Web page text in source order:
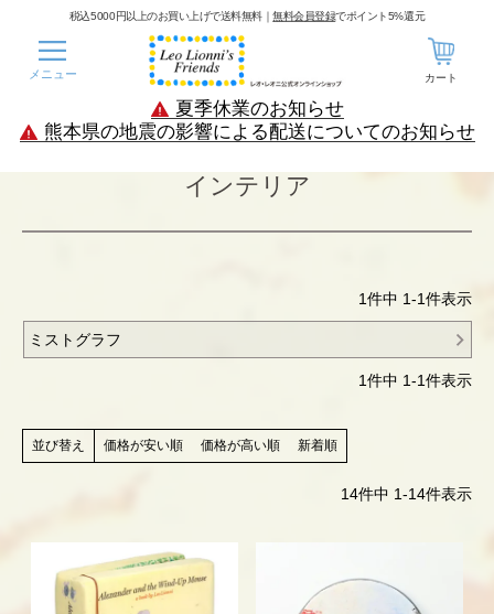
税込5000円以上のお買い上げで送料無料｜無料会員登録でポイント5%還元
メニュー カート
夏季休業のお知らせ
熊本県の地震の影響による配送についてのお知らせ
インテリア
1件中 1-1件表示
ミストグラフ
1件中 1-1件表示
並び替え 価格が安い順 価格が高い順 新着順
14件中 1-14件表示